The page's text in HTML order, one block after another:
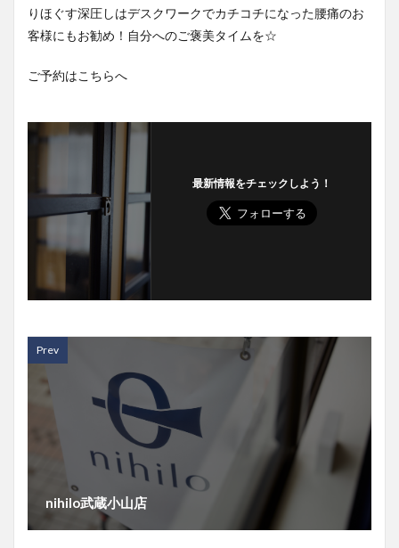
りほぐす深圧しはデスクワークでカチコチになった腰痛のお
客様にもお勧め！自分へのご褒美タイムを☆
ご予約はこちらへ
最新情報をチェックしよう！
Prev
nihilo武蔵小山店